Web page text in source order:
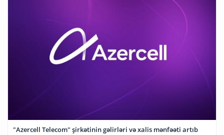
"Azercell Telecom" şirkətinin gəlirləri və xalis mənfəəti artıb